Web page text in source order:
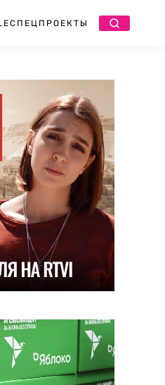
СПЕЦПРОЕКТЫ